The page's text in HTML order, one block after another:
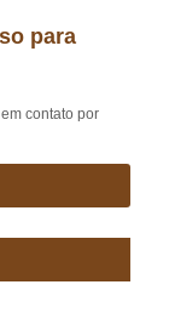
para
contato por